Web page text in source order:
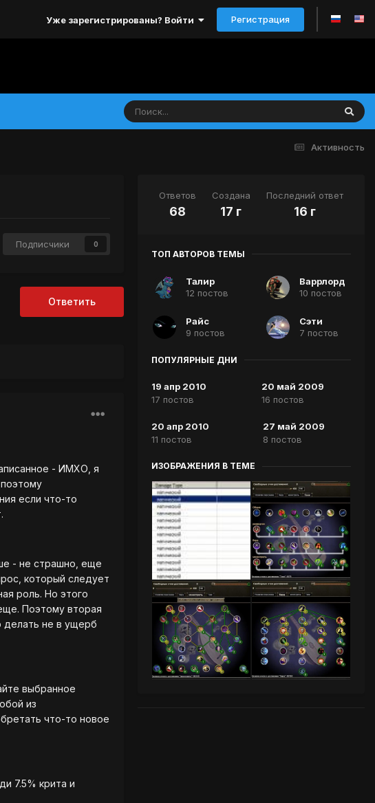
Уже зарегистрированы? Войти Регистрация
Активность
Подписчики 0
Ответить
- ИМХО, я
если что-то
- не страшно, еще
который следует
роль. Но этого
Поэтому вторая
делать не в ущерб
выбранное
из
что-то новое
7.5% крита и
Ответов
68
Создана
17 г
Последний ответ
16 г
ТОП АВТОРОВ ТЕМЫ
Талир
12 постов
Варрлорд
10 постов
Райс
9 постов
Сэти
7 постов
ПОПУЛЯРНЫЕ ДНИ
19 апр 2010
17 постов
20 май 2009
16 постов
20 апр 2010
11 постов
27 май 2009
8 постов
ИЗОБРАЖЕНИЯ В ТЕМЕ